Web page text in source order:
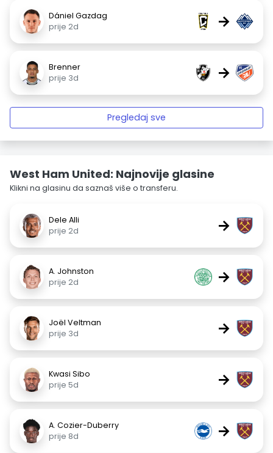
Dániel Gazdag
prije 2d
→
Brenner
prije 3d
→
Pregledaj sve
West Ham United: Najnovije glasine
Klikni na glasinu da saznaš više o transferu.
Dele Alli
prije 2d
→
A. Johnston
prije 2d
→
Joël Veltman
prije 3d
→
Kwasi Sibo
prije 5d
→
A. Cozier-Duberry
prije 8d
→